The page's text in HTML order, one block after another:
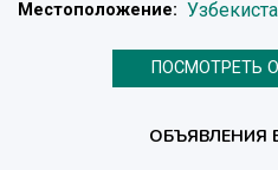
Местоположение:
ПОСМОТРЕТЬ
ОБЪЯВЛЕНИЯ